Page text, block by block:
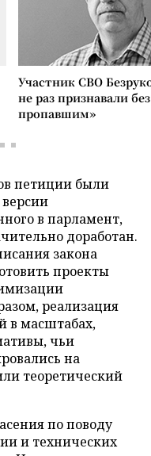
Участник СВО
не раз признавали
пропавшим»
петиции были
в парламент,
доработан.
закона
проекты
реализация
в масштабах,
чьи
на
теоретический
по поводу
и технических